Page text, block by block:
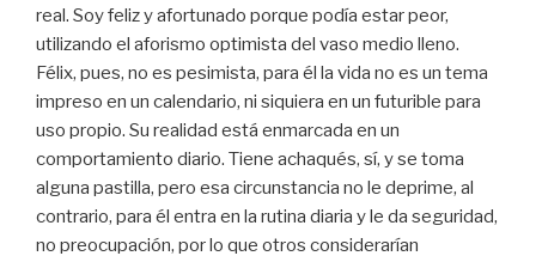
real. Soy feliz y afortunado porque podía estar peor,
utilizando el aforismo optimista del vaso medio lleno.
Félix, pues, no es pesimista, para él la vida no es un tema
impreso en un calendario, ni siquiera en un futurible para
uso propio. Su realidad está enmarcada en un
comportamiento diario. Tiene achaqués, sí, y se toma
alguna pastilla, pero esa circunstancia no le deprime, al
contrario, para él entra en la rutina diaria y le da seguridad,
no preocupación, por lo que otros considerarían